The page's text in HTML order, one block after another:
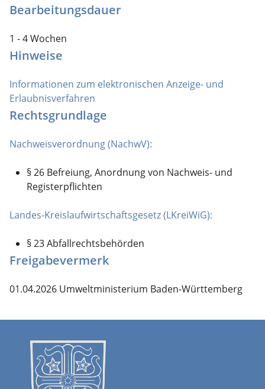
Bearbeitungsdauer
1 - 4 Wochen
Hinweise
Informationen zum elektronischen Anzeige- und
Erlaubnisverfahren
Rechtsgrundlage
Nachweisverordnung (NachwV):
§ 26 Befreiung, Anordnung von Nachweis- und
Registerpflichten
Landes-Kreislaufwirtschaftsgesetz (LKreiWiG):
§ 23 Abfallrechtsbehörden
Freigabevermerk
01.04.2026 Umweltministerium Baden-Württemberg